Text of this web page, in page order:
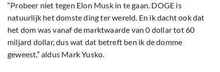
“Probeer niet tegen Elon Musk in te gaan. DOGE is
natuurlijk het domste ding ter wereld. En ik dacht ook dat
het dom was vanaf de marktwaarde van 0 dollar tot 60
miljard dollar, dus wat dat betreft ben ik de domme
geweest,” aldus Mark Yusko.